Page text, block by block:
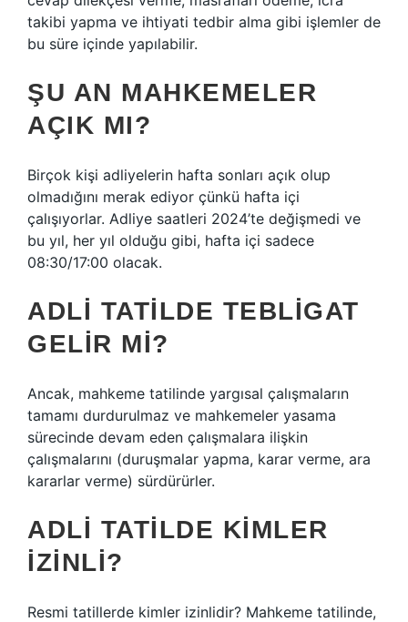
takibi yapma ve ihtiyati tedbir alma gibi işlemler de
bu süre içinde yapılabilir.
ŞU AN MAHKEMELER
AÇIK MI?
Birçok kişi adliyelerin hafta sonları açık olup
olmadığını merak ediyor çünkü hafta içi
çalışıyorlar. Adliye saatleri 2024’te değişmedi ve
bu yıl, her yıl olduğu gibi, hafta içi sadece
08:30/17:00 olacak.
ADLI TATILDE TEBLIGAT
GELIR MI?
Ancak, mahkeme tatilinde yargısal çalışmaların
tamamı durdurulmaz ve mahkemeler yasama
sürecinde devam eden çalışmalara ilişkin
çalışmalarını (duruşmalar yapma, karar verme, ara
kararlar verme) sürdürürler.
ADLI TATILDE KIMLER
IZINLI?
Resmi tatillerde kimler izinlidir? Mahkeme tatilinde,